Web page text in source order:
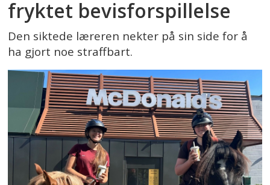
fryktet bevisforspillelse
Den siktede læreren nekter på sin side for å
ha gjort noe straffbart.